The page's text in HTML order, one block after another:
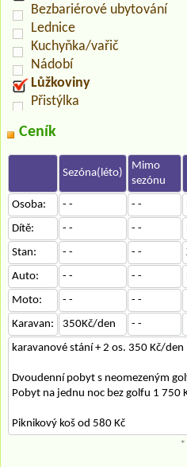
Bezbariérové ubytování
Lednice
Kuchyňka/vařič
Nádobí
Lůžkoviny
Přistýlka
Ceník
Sezóna(léto)
Mimo
sezónu
Osoba:
- - - -
Dítě:
- - - -
Stan:
- - - -
Auto:
- - - -
Moto:
- - - -
Karavan:
350Kč/den - -
karavanové stání + 2 os. 350 Kč/den
Dvoudenní pobyt s neomezeným
Pobyt na jednu noc bez golfu 1 750
Piknikový koš od 580 Kč